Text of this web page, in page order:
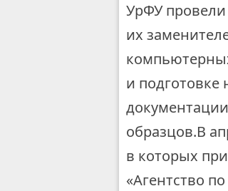
УрФУ провели
их
и подготовке
образцов.В
в которых
«Агентство